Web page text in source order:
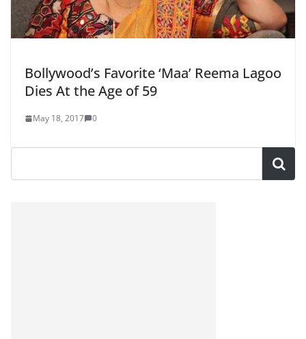
Bollywood’s Favorite ‘Maa’ Reema Lagoo
Dies At the Age of 59
May 18, 2017 0